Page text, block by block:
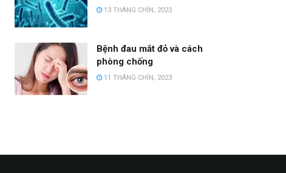
13 THÁNG CHÍN, 2023
Bệnh đau mắt đỏ và cách
phòng chống
11 THÁNG CHÍN, 2023